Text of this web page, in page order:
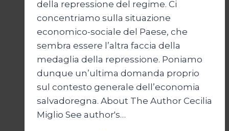
della repressione del regime. Ci
concentriamo sulla situazione
economico-sociale del Paese, che
sembra essere l’altra faccia della
medaglia della repressione. Poniamo
dunque un’ultima domanda proprio
sul contesto generale dell’economia
salvadoregna. About The Author Cecilia
Miglio See author's…